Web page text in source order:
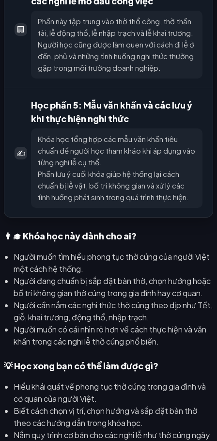
🏢
Phần này tập trung vào thờ thổ công, thờ thần
tài, lễ động thổ, lễ nhập trạch và lễ khai trương.
Người học cũng được làm quen với cách đi lễ ở
đền, phủ và những tình huống nghi thức thường
gặp trong môi trường doanh nghiệp.
✍️
Học phần 5: Mẫu văn khấn và các lưu ý
khi thực hiện nghi thức
Khóa học tổng hợp các mẫu văn khấn tiêu
chuẩn để người học tham khảo khi áp dụng vào
từng nghi lễ cụ thể.
Phần lưu ý cuối khóa giúp hệ thống lại cách
chuẩn bị lễ vật, bố trí không gian và xử lý các
tình huống phát sinh trong quá trình thực hiện.
👨‍🎓 Khóa học này dành cho ai?
Người muốn tìm hiểu phong tục thờ cúng của người Việt
một cách hệ thống.
Người đang chuẩn bị sắp đặt bàn thờ, chọn hướng hoặc
bố trí không gian thờ cúng trong gia đình hay cơ quan.
Người cần nắm các nghi thức thờ cúng theo dịp như Tết,
giỗ, khai trương, động thổ, nhập trạch.
Người muốn có cái nhìn rõ hơn về cách thực hiện và văn
khấn trong các nghi lễ thờ cúng phổ biến.
💡 Học xong bạn có thể làm được gì?
Hiểu khái quát về phong tục thờ cúng trong gia đình và
cơ quan của người Việt.
Biết cách chọn vị trí, chọn hướng và sắp đặt bàn thờ
theo các hướng dẫn trong khóa học.
Nắm quy trình cơ bản cho các nghi lễ như thờ cúng ngày